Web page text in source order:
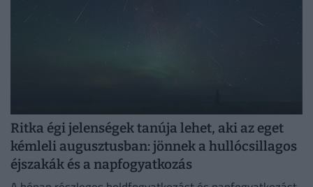
Ritka égi jelenségek tanúja lehet, aki az eget
kémleli augusztusban: jönnek a hullócsillagos
éjszakák és a napfogyatkozás